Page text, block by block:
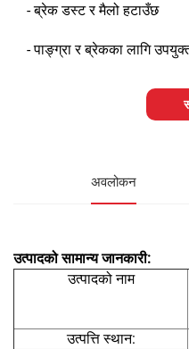
- ब्रेक डस्ट र मैलो हटाउँछ
- पाङ्ग्रा र ब्रेकका लागि
अवलोकन
उत्पादको सामान्य जानकारी:
उत्पादको नाम
उत्पत्ति स्थान: